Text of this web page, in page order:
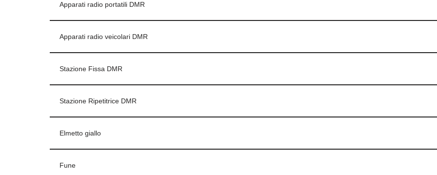
Apparati radio portatili DMR
Apparati radio veicolari DMR
Stazione Fissa DMR
Stazione Ripetitrice DMR
Elmetto giallo
Fune